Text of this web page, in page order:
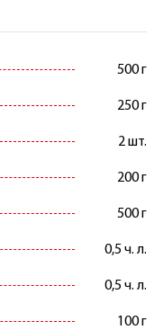
500 г
250 г
2 шт.
200 г
500 г
0,5 ч. л.
0,5 ч. л.
100 г